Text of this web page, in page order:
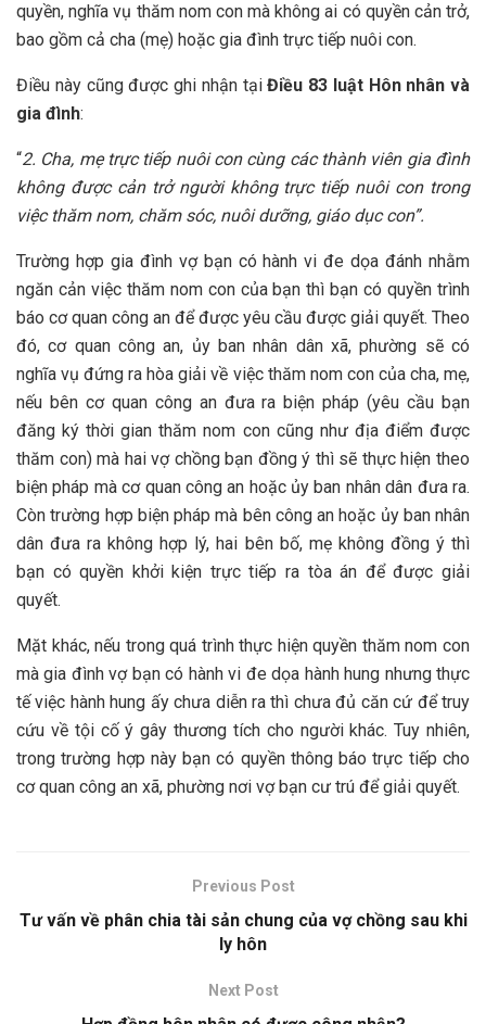
quyền, nghĩa vụ thăm nom con mà không ai có quyền cản trở,
bao gồm cả cha (mẹ) hoặc gia đình trực tiếp nuôi con.
Điều này cũng được ghi nhận tạiĐiều 83 luật Hôn nhân và
gia đình:
“2. Cha, mẹ trực tiếp nuôi con cùng các thành viên gia đình
không được cản trở người không trực tiếp nuôi con trong
việc thăm nom, chăm sóc, nuôi dưỡng, giáo dục con”.
Trường hợp gia đình vợ bạn có hành vi đe dọa đánh nhằm
ngăn cản việc thăm nom con của bạn thì bạn có quyền trình
báo cơ quan công an để được yêu cầu được giải quyết. Theo
đó, cơ quan công an, ủy ban nhân dân xã, phường sẽ có
nghĩa vụ đứng ra hòa giải về việc thăm nom con của cha, mẹ,
nếu bên cơ quan công an đưa ra biện pháp (yêu cầu bạn
đăng ký thời gian thăm nom con cũng như địa điểm được
thăm con) mà hai vợ chồng bạn đồng ý thì sẽ thực hiện theo
biện pháp mà cơ quan công an hoặc ủy ban nhân dân đưa ra.
Còn trường hợp biện pháp mà bên công an hoặc ủy ban nhân
dân đưa ra không hợp lý, hai bên bố, mẹ không đồng ý thì
bạn có quyền khởi kiện trực tiếp ra tòa án để được giải
quyết.
Mặt khác, nếu trong quá trình thực hiện quyền thăm nom con
mà gia đình vợ bạn có hành vi đe dọa hành hung nhưng thực
tế việc hành hung ấy chưa diễn ra thì chưa đủ căn cứ để truy
cứu về tội cố ý gây thương tích cho người khác. Tuy nhiên,
trong trường hợp này bạn có quyền thông báo trực tiếp cho
cơ quan công an xã, phường nơi vợ bạn cư trú để giải quyết.
Previous Post
Tư vấn về phân chia tài sản chung của vợ chồng sau khi
ly hôn
Next Post